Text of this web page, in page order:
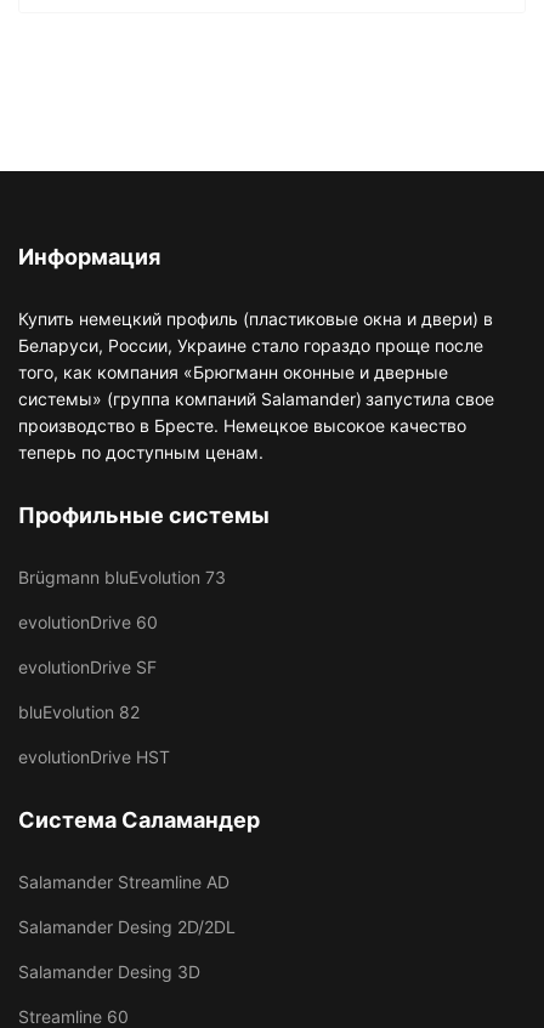
Информация
Купить немецкий профиль (пластиковые окна и двери) в
Беларуси, России, Украине стало гораздо проще после
того, как компания «Брюгманн оконные и дверные
системы» (группа компаний Salamander) запустила свое
производство в Бресте. Немецкое высокое качество
теперь по доступным ценам.
Профильные системы
Brügmann bluEvolution 73
evolutionDrive 60
evolutionDrive SF
bluEvolution 82
evolutionDrive HST
Система Саламандер
Salamander Streamline AD
Salamander Desing 2D/2DL
Salamander Desing 3D
Streamline 60